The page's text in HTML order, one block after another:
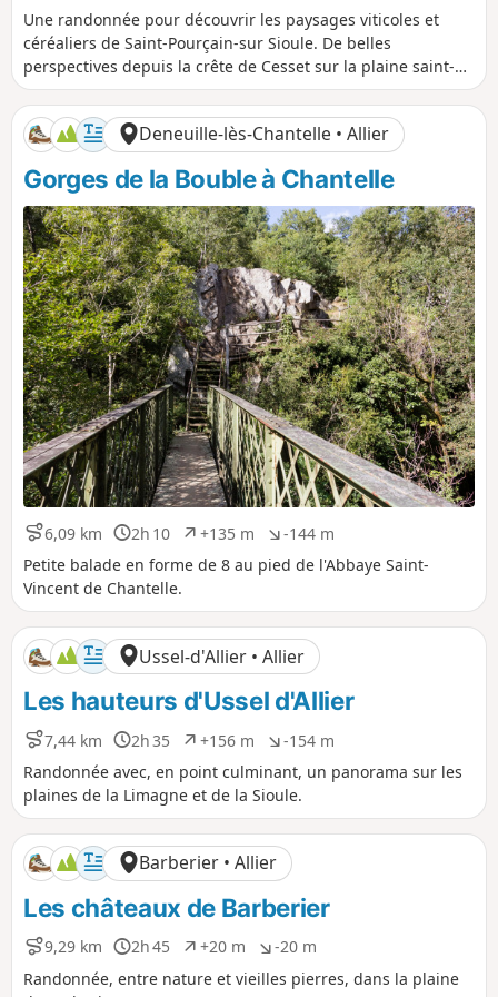
i
s
t
a
n
c
e
u
r
é
e
é
n
i
v
e
l
é
p
o
i
t
i
f
é
n
i
v
e
l
é
n
é
a
t
i
f
Une randonnée pour découvrir les paysages viticoles et
céréaliers de Saint-Pourçain-sur Sioule. De belles
perspectives depuis la crête de Cesset sur la plaine saint-
pourcinoise et la Chaine des Puys. Des châteaux, des
églises, un périple de 25 km entre Chareil-Cintrat, Cesset,
Bransat, Saulcet et Louchy-Montfand.
Deneuille-lès-Chantelle • Allier
Gorges de la Bouble à Chantelle
6,09 km
D
i
s
n
c
2h 10
D
u
r
+135 m
D
é
e
l
p
s
t
i
f
-144 m
D
é
e
l
n
g
t
i
f
Petite balade en forme de 8 au pied de l'Abbaye Saint-
Vincent de Chantelle.
Ussel-d'Allier • Allier
Les hauteurs d'Ussel d'Allier
7,44 km
D
i
s
t
n
c
2h 35
D
u
r
é
+156 m
D
é
n
i
e
l
é
p
s
i
t
-154 m
D
é
n
i
e
l
é
n
g
a
t
Randonnée avec, en point culminant, un panorama sur les
plaines de la Limagne et de la Sioule.
Barberier • Allier
Les châteaux de Barberier
9,29 km
D
i
2h 45
D
u
+20 m
D
é
-20 m
D
é
Randonnée, entre nature et vieilles pierres, dans la plaine